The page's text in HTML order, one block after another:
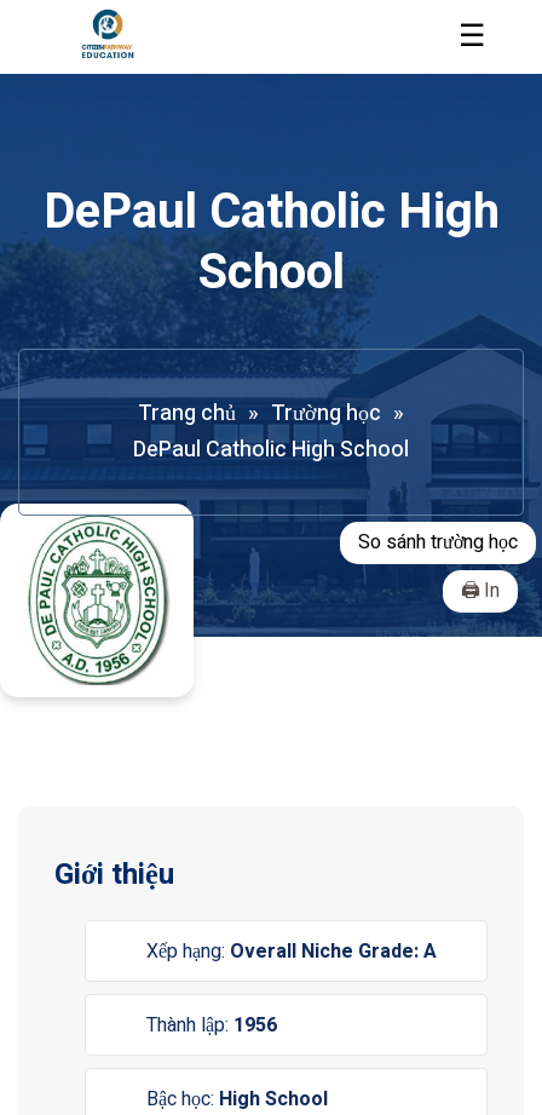
☰
DePaul Catholic High
School
Trang chủ » Trường học »
DePaul Catholic High School
So sánh trường học
In
Giới thiệu
Xếp hạng: Overall Niche Grade: A
Thành lập: 1956
Bậc học: High School